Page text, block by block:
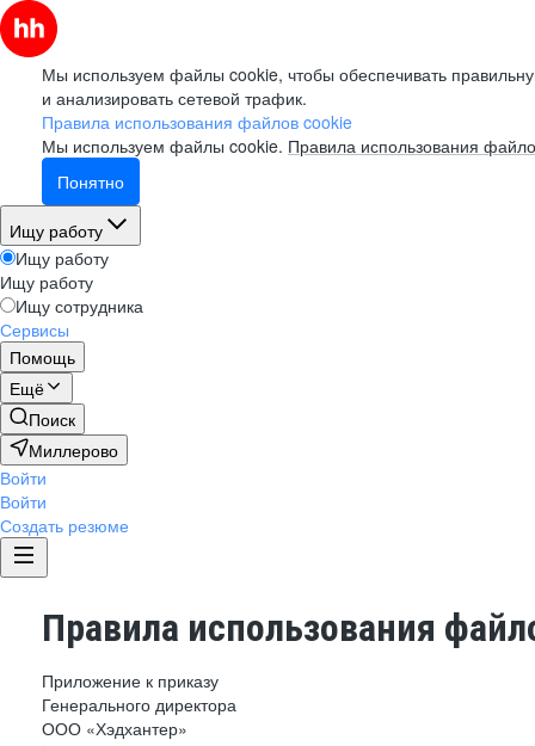
Мы используем файлы cookie, чтобы обеспечивать
и анализировать сетевой трафик.
Правила использования файлов cookie
Мы используем файлы cookie. Правила использования
Понятно
Ищу работу
Ищу работу
Ищу работу
Ищу сотрудника
Сервисы
Помощь
Ещё
Поиск
Миллерово
Войти
Войти
Создать резюме
Правила использования
Приложение к приказу
Генерального директора
ООО «Хэдхантер»